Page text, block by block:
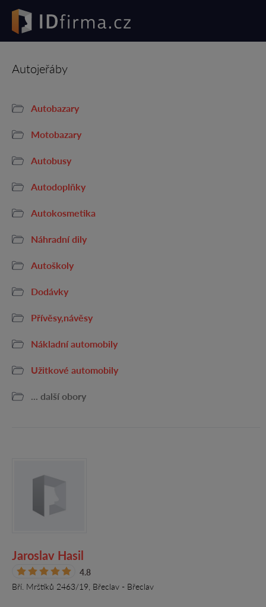
Autojeřáby
Autobazary
Motobazary
Autobusy
Autodoplňky
Autokosmetika
Náhradní dily
Autoškoly
Dodávky
Přívěsy,návěsy
Nákladní automobily
Užitkové automobily
... další obory
Jaroslav Hasil
4.8
Bří. Mrštíků 2463/19, Břeclav - Břeclav